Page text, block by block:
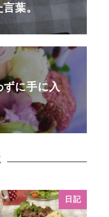
葉。
ずに手に入
日記